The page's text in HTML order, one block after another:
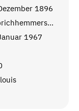
1896
Kerprichhemmersdorf, Saarlouis
1967